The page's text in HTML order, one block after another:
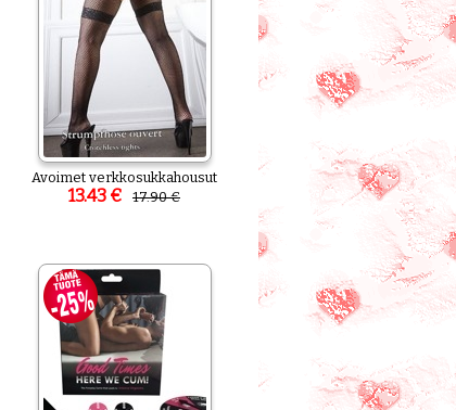
Avoimet verkkosukkahousut
13.43 € 17.90 €